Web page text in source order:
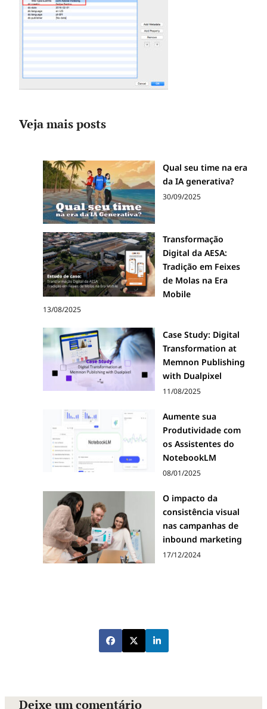
Veja mais posts
Qual seu time na era
da IA generativa?
30/09/2025
Transformação
Digital da AESA:
Tradição em Feixes
de Molas na Era
Mobile
13/08/2025
Case Study: Digital
Transformation at
Memnon Publishing
with Dualpixel
11/08/2025
Aumente sua
Produtividade com
os Assistentes do
NotebookLM
08/01/2025
O impacto da
consistência visual
nas campanhas de
inbound marketing
17/12/2024
Deixe um comentário